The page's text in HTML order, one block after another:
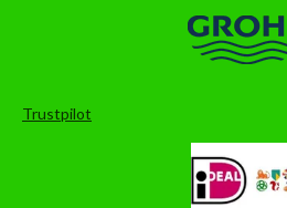
Trustpilot